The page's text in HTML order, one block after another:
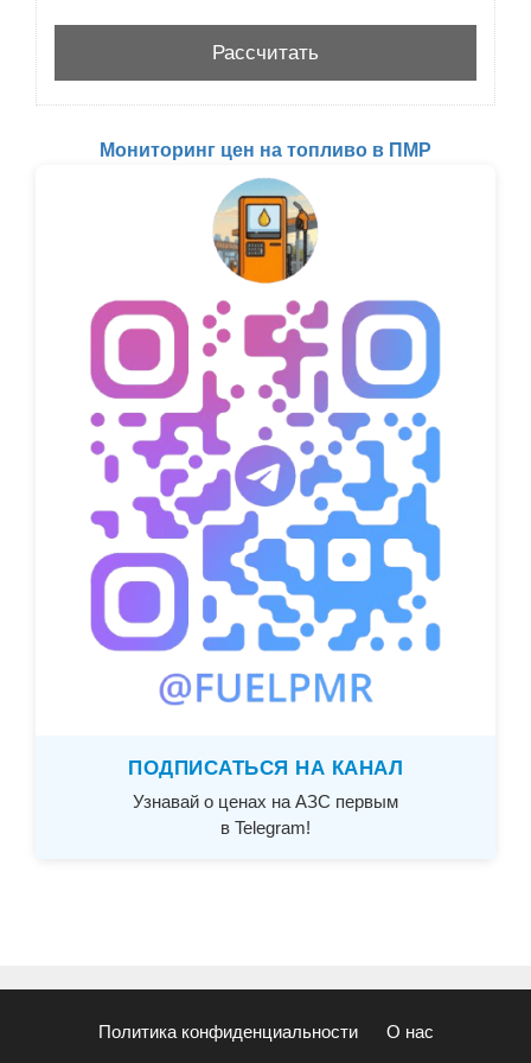
Мониторинг цен на топливо в ПМР
ПОДПИСАТЬСЯ НА КАНАЛ
Узнавай о ценах на АЗС первым
в Telegram!
Политика конфиденциальности О нас